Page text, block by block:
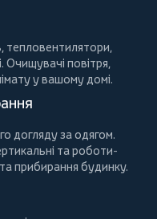
тепловентилятори,
. Очищувачі повітря,
у вашому домі.
догляду за одягом.
тароботи-
прибирання будинку.